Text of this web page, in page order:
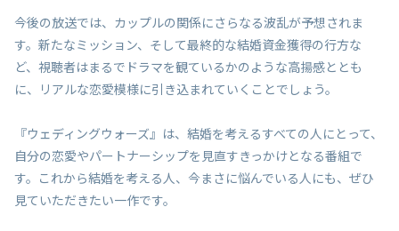
今後の放送では、カップルの関係にさらなる波乱が予想されま
す。新たなミッション、そして最終的な結婚資金獲得の行方な
ど、視聴者はまるでドラマを観ているかのような高揚感ととも
に、リアルな恋愛模様に引き込まれていくことでしょう。
『ウェディングウォーズ』は、結婚を考えるすべての人にとって、
自分の恋愛やパートナーシップを見直すきっかけとなる番組で
す。これから結婚を考える人、今まさに悩んでいる人にも、ぜひ
見ていただきたい一作です。